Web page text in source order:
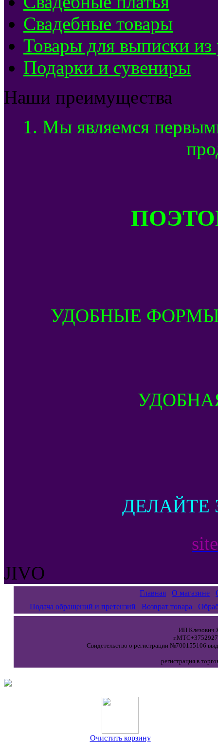
Свадебные товары
Товары для выписки из
Подарки и сувениры
Наши преимущества
1. Мы являемся
УДОБНЫЕ
ДЕЛАЙТЕ
JIVO
Главная О магазине
Подача обращений и претензий
Возврат товара
ИП Клезович
Свидетельство о регистрации №700155106
регистрация в
Очистить корзину